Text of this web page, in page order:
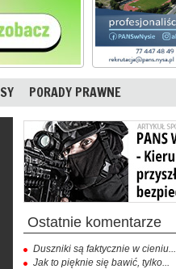
PORADY PRAWNE
ostatnie komentarze
Duszniki są faktycznie w cieniu...
Jak to pięknie się bawić, tylko...